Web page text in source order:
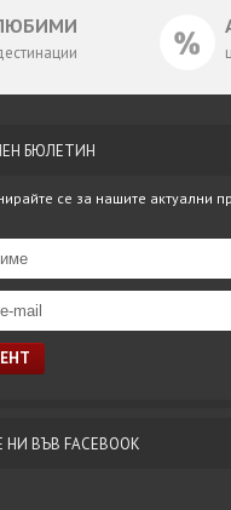
БЮЛЕТИН
се за нашите актуални
ВЪВ FACEBOOK